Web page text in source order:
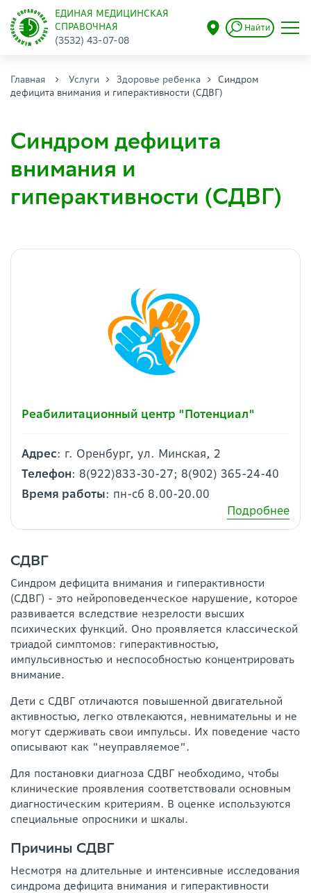
ЕДИНАЯ МЕДИЦИНСКАЯ
СПРАВОЧНАЯ
(3532) 43-07-08
Найти
Главная Услуги Здоровье ребенка
Синдром
дефицита внимания и гиперактивности (СДВГ)
Синдром дефицита
внимания и
гиперактивности (СДВГ)
Реабилитационный центр "Потенциал"
Адрес: г. Оренбург, ул. Минская, 2
Телефон: 8(922)833-30-27; 8(902) 365-24-40
Время работы: пн-сб 8.00-20.00
Подробнее
СДВГ
Синдром дефицита внимания и гиперактивности
(СДВГ) - это нейроповеденческое нарушение, которое
развивается вследствие незрелости высших
психических функций. Оно проявляется классической
триадой симптомов: гиперактивностью,
импульсивностью и неспособностью концентрировать
внимание.
Дети с СДВГ отличаются повышенной двигательной
активностью, легко отвлекаются, невнимательны и не
могут сдерживать свои импульсы. Их поведение часто
описывают как "неуправляемое".
Для постановки диагноза СДВГ необходимо, чтобы
клинические проявления соответствовали основным
диагностическим критериям. В оценке используются
специальные опросники и шкалы.
Причины СДВГ
Несмотря на длительные и интенсивные исследования
синдрома дефицита внимания и гиперактивности